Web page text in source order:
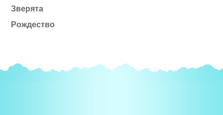
Зверята
Рождество